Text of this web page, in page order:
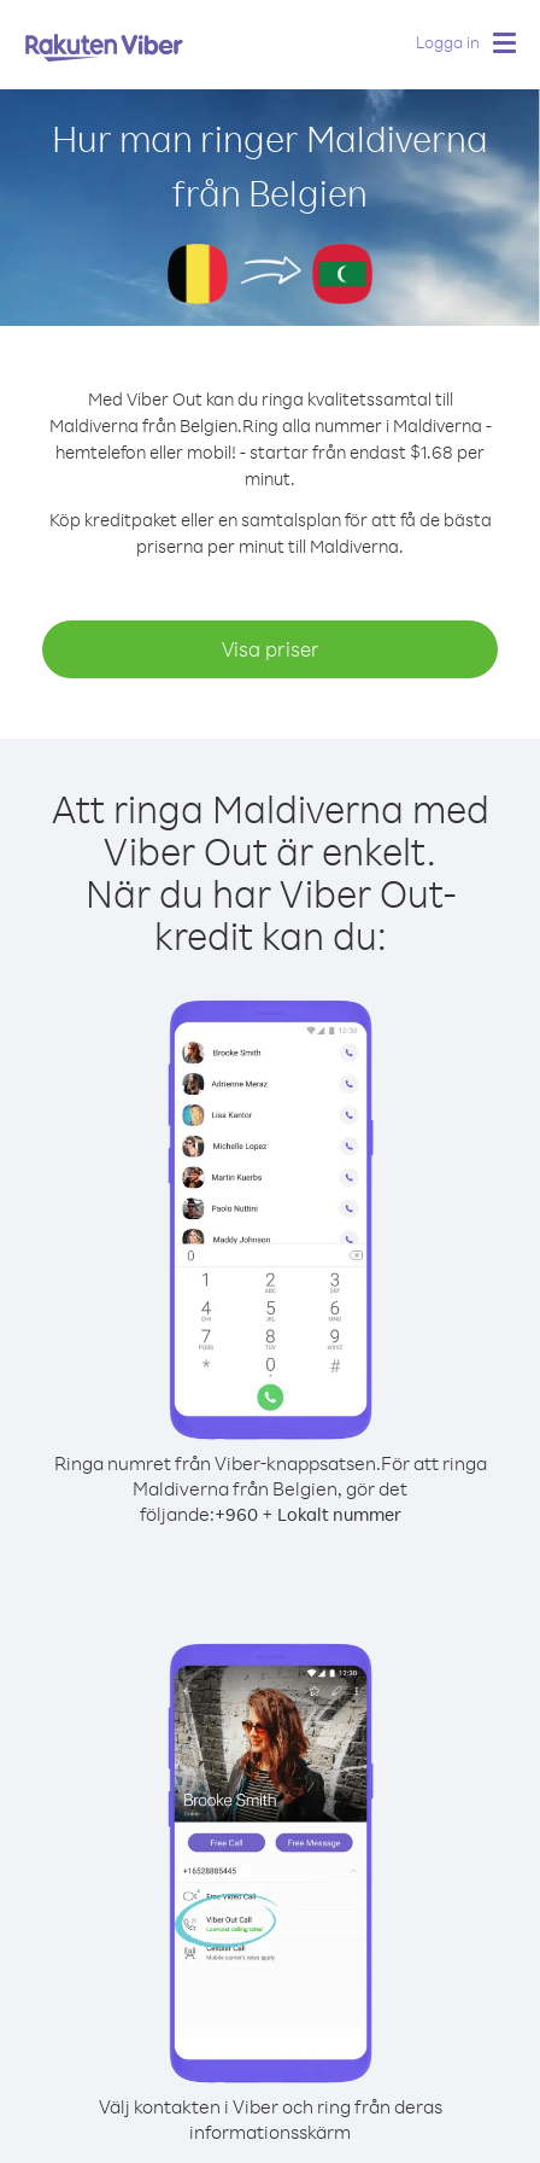
Logga in
Hur man ringer Maldiverna
från Belgien
Med Viber Out kan du ringa kvalitetssamtal till
Maldiverna från Belgien.Ring alla nummer i Maldiverna -
hemtelefon eller mobil! - startar från endast $1.68 per
minut.
Köp kreditpaket eller en samtalsplan för att få de bästa
priserna per minut till Maldiverna.
Visa priser
Att ringa Maldiverna med
Viber Out är enkelt.
När du har Viber Out-
kredit kan du:
Ringa numret från Viber-knappsatsen.För att ringa
Maldiverna från Belgien, gör det
följande:+960+ Lokalt nummer
Välj kontakten i Viber och ring från deras
informationsskärm